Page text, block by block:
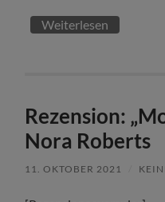
Weiterlesen
Rezension:
Nora Roberts
11. OKTOBER 2021